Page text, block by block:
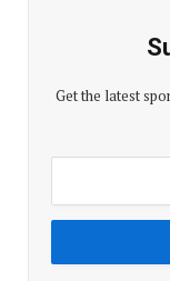
Get the latest